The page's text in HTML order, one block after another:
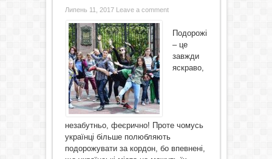
Липень 11, 2017 Leave a comment
Подорожі
– це
завжди
яскраво,
незабутньо, феєрично! Проте чомусь
українці більше полюбляють
подорожувати за кордон, бо впевнені,